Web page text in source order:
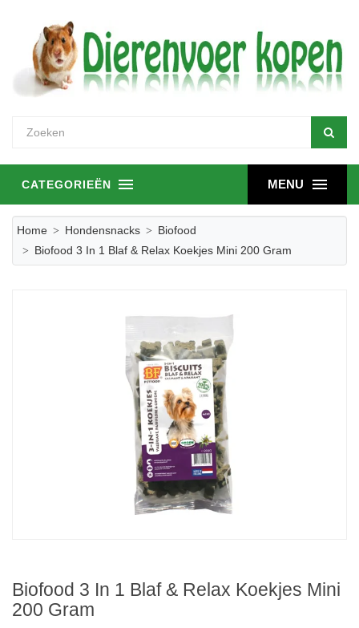
MENU
CATEGORIEËN
Home Hondensnacks
Biofood
Biofood 3 In 1 Blaf & Relax Koekjes Mini 200 Gram
Biofood 3 In 1 Blaf & Relax Koekjes Mini
200 Gram